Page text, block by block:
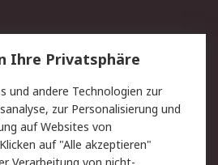
Lieferlösungen
Kontakt
Privatkunden
Ihre Privatsphäre
und andere Technologien zur
zur Personalisierung und
auf Websites von
auf "Alle akzeptieren"